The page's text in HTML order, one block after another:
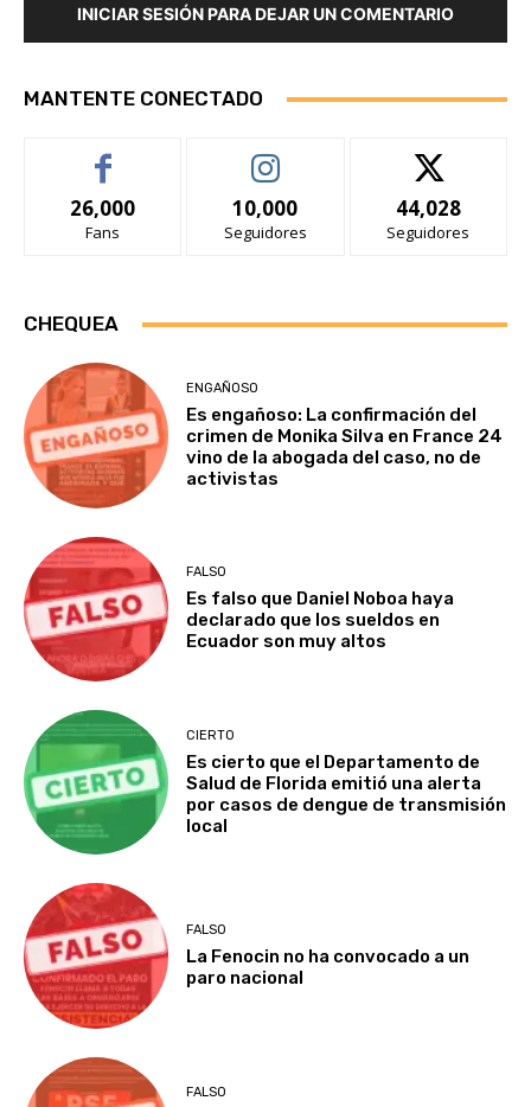
INICIAR SESIÓN PARA DEJAR UN COMENTARIO
MANTENTE CONECTADO
26,000
Fans
10,000
Seguidores
44,028
Seguidores
CHEQUEA
ENGAÑOSO
Es engañoso: La confirmación del
crimen de Monika Silva en France 24
vino de la abogada del caso, no de
activistas
FALSO
Es falso que Daniel Noboa haya
declarado que los sueldos en
Ecuador son muy altos
CIERTO
Es cierto que el Departamento de
Salud de Florida emitió una alerta
por casos de dengue de transmisión
local
FALSO
La Fenocin no ha convocado a un
paro nacional
FALSO